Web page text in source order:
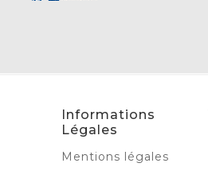
Informations
Légales
Mentions légales